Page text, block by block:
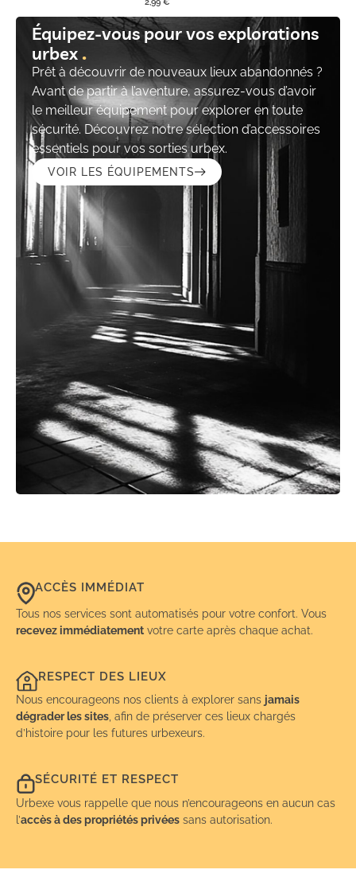
Équipez-vous pour vos explorations
urbex
Prêt à découvrir de nouveaux lieux abandonnés ?
Avant de partir à l’aventure, assurez-vous d’avoir
le meilleur équipement pour explorer en toute
sécurité. Découvrez notre sélection d’accessoires
essentiels pour vos sorties urbex.
VOIR LES ÉQUIPEMENTS
ACCÈS IMMÉDIAT
Tous nos services sont automatisés pour votre confort. Vous
recevez immédiatement votre carte après chaque achat.
RESPECT DES LIEUX
Nous encourageons nos clients à explorer sans jamais
dégrader les sites , afin de préserver ces lieux chargés
d’histoire pour les futures urbexeurs.
SÉCURITÉ ET RESPECT
Urbexe vous rappelle que nous n’encourageons en aucun cas
l’accès à des propriétés privées sans autorisation.